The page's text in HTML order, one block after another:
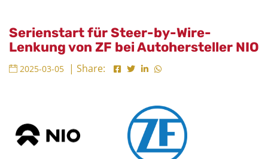
Serienstart für Steer-by-Wire-
Lenkung von ZF bei Autohersteller NIO
2025-03-05 | Share: